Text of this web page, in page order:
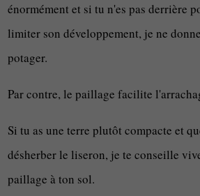
énormément et si tu n'es pas derrière
limiter son développement, je ne
potager.
Par contre, le paillage facilite
Si tu as une terre plutôt compacte et
désherber le liseron, je te conseille
paillage à ton sol.